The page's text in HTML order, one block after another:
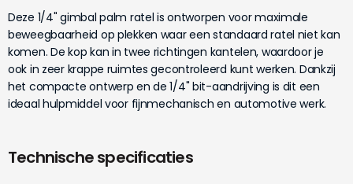
Deze 1/4" gimbal palm ratel is ontworpen voor maximale
beweegbaarheid op plekken waar een standaard ratel niet kan
komen. De kop kan in twee richtingen kantelen, waardoor je
ook in zeer krappe ruimtes gecontroleerd kunt werken. Dankzij
het compacte ontwerp en de 1/4" bit-aandrijving is dit een
ideaal hulpmiddel voor fijnmechanisch en automotive werk.
Technische specificaties